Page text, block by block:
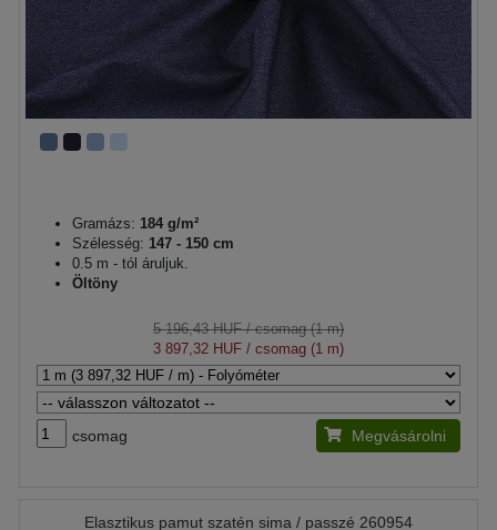
Gramázs: 184 g/m²
Szélesség: 147 - 150 cm
0.5 m - tól áruljuk.
Öltöny
5 196,43 HUF/ csomag (1 m)
3 897,32 HUF / csomag (1 m)
csomag Megvásárolni
Elasztikus pamut szatén sima / passzé 260954